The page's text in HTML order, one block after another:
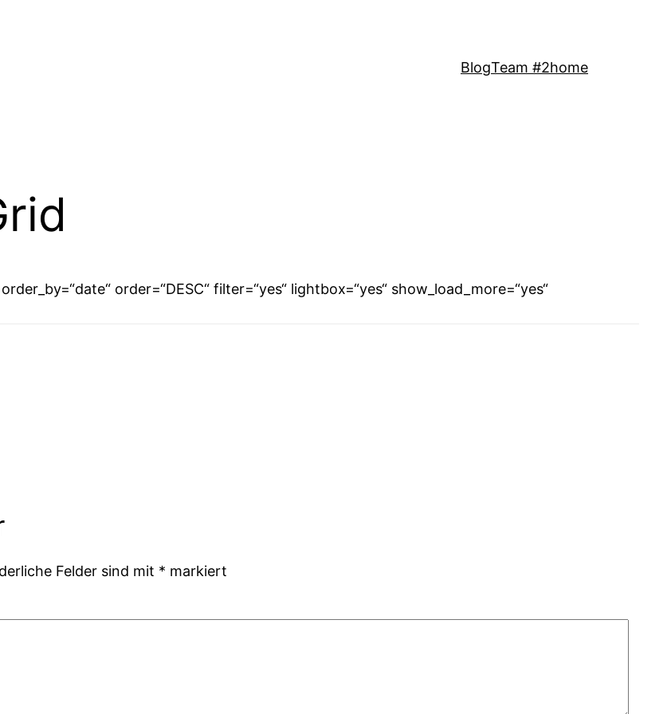
BlogTeam #2home
order=“DESC“ filter=“yes“ lightbox=“yes“ show_load_more=“yes“
Felder sind mit * markiert